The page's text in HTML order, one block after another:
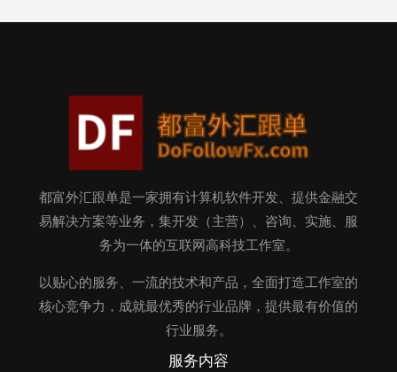
都富外汇跟单是一家拥有计算机软件开发、提供金融交
易解决方案等业务，集开发（主营）、咨询、实施、服
务为一体的互联网高科技工作室。
以贴心的服务、一流的技术和产品，全面打造工作室的
核心竞争力，成就最优秀的行业品牌，提供最有价值的
行业服务。
服务内容